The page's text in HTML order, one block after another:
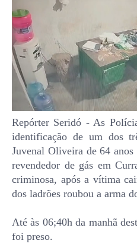
Repórter Seridó - As
identificação de um dos
Juvenal Oliveira de 64
revendedor de gás em
criminosa, após a vítima
dos ladrões roubou a arma
Até às 06;40h da manhã
foi preso.